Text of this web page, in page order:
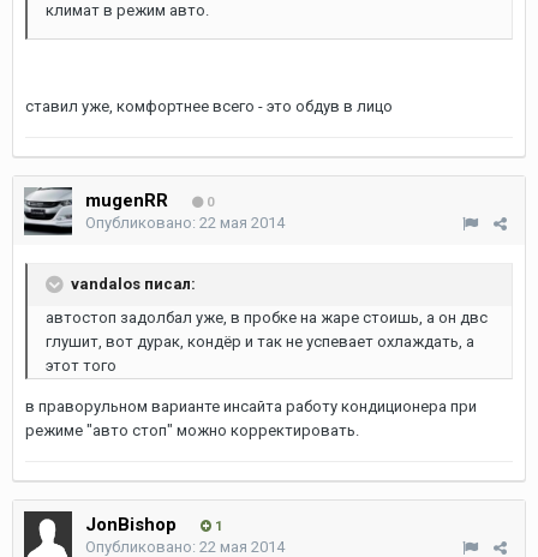
климат в режим авто.
ставил уже, комфортнее всего - это обдув в лицо
mugenRR 0
Опубликовано: 22 мая 2014
vandalos писал:
автостоп задолбал уже, в пробке на жаре стоишь, а он двс
глушит, вот дурак, кондёр и так не успевает охлаждать, а
этот того
в праворульном варианте инсайта работу кондиционера при
режиме "авто стоп" можно корректировать.
JonBishop 1
Опубликовано: 22 мая 2014